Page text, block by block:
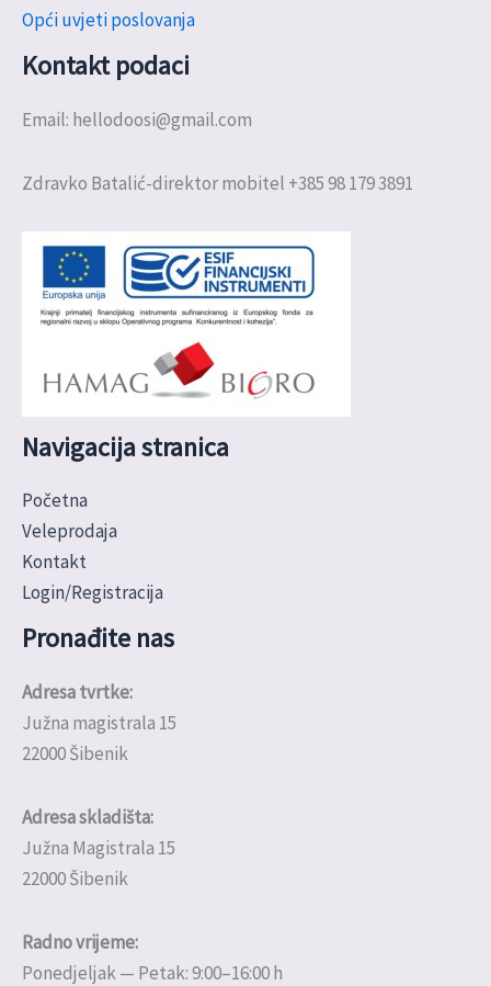
Opći uvjeti poslovanja
Kontakt podaci
Email: hellodoosi@gmail.com
Zdravko Batalić-direktor mobitel +385 98 179 3891
Navigacija stranica
Početna
Veleprodaja
Kontakt
Login/Registracija
Pronađite nas
Adresa tvrtke:
Južna magistrala 15
22000 Šibenik
Adresa skladišta:
Južna Magistrala 15
22000 Šibenik
Radno vrijeme:
Ponedjeljak — Petak: 9:00–16:00 h